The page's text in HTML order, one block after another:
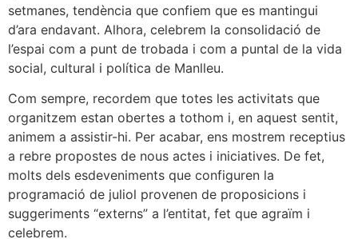
setmanes, tendència que confiem que es mantingui
d’ara endavant. Alhora, celebrem la consolidació de
l’espai com a punt de trobada i com a puntal de la vida
social, cultural i política de Manlleu.
Com sempre, recordem que totes les activitats que
organitzem estan obertes a tothom i, en aquest sentit,
animem a assistir-hi. Per acabar, ens mostrem receptius
a rebre propostes de nous actes i iniciatives. De fet,
molts dels esdeveniments que configuren la
programació de juliol provenen de proposicions i
suggeriments “externs” a l’entitat, fet que agraïm i
celebrem.